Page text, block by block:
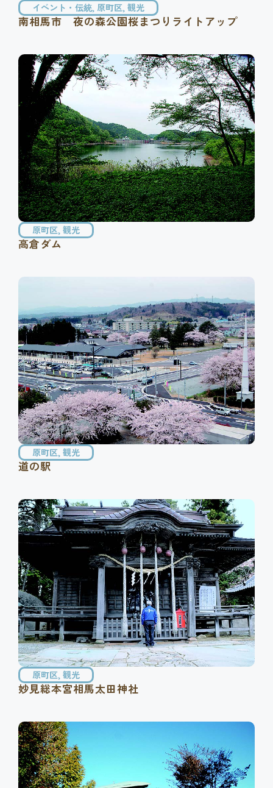
イベント・伝統, 原町区, 観光
南相馬市 夜の森公園桜まつりライトアップ
原町区, 観光
高倉ダム
原町区, 観光
道の駅
原町区, 観光
妙見総本宮相馬太田神社